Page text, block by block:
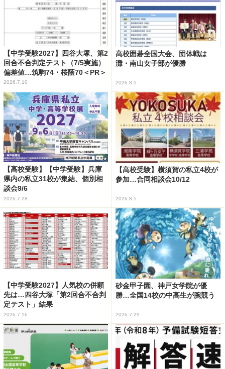
【中学受験2027】四谷大塚、第2
回合不合判定テスト（7/5実施）
偏差値…筑駒74・桜蔭70＜PR＞
2026.7.10
高校囲碁全国大会、団体戦は
灘・南山女子部が優勝
2026.8.5
【高校受験】【中学受験】兵庫
県内の私立31校が集結、個別相
談会9/6
2026.7.28
【高校受験】横須賀の私立4校が
参加…合同相談会10/12
2026.8.5
【中学受験2027】人気校の併願
先は…四谷大塚「第2回合不合判
定テスト」結果
2026.7.16
砂金甲子園、神戸女学院が優
勝…全国14校の中高生が腕競う
2026.7.29